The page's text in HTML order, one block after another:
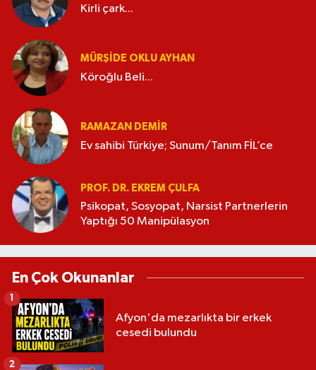
Kirli çark...
MÜRŞIDE OKLU AYHAN
Köroğlu Beli...
RAMAZAN DEMİR
Ev sahibi Türkiye; Sunum/Tanım FİL’ce
PROF. DR. EKREM ÇULFA
Psikopat, Sosyopat, Narsist Partnerlerin
Yaptığı 50 Manipülasyon
En Çok Okunanlar
Afyon'da mezarlıkta bir erkek
cesedi bulundu
1
2